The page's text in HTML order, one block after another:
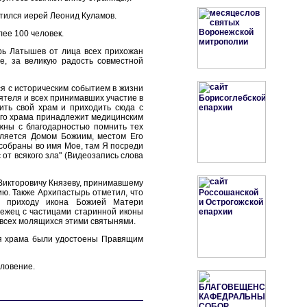
иерей Леонид Куламов.
100 человек.
Латышев от лица всех прихожан
за великую радость совместной
с историческим событием в жизни
и всех принимавших участие в
свой храм и приходить сюда с
храма принадлежит медицинским
с благодарностью помнить тех
Домом Божиим, местом Его
во имя Мое, там Я посреди
всякого зла" (Видеозапись слова
Князеву, принимавшему
Также Архипастырь отметил, что
икона Божией Матери
с частицами старинной иконы
молящихся этими святынями.
храма были удостоены Правящим